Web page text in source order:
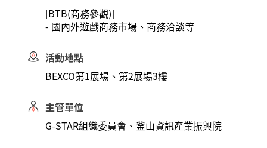
[BTB(商務參觀)]
- 國內外遊戲商務市場、商務洽談等
活動地點
BEXCO第1展場、第2展場3樓
主管單位
G-STAR組織委員會、釜山資訊產業振興院